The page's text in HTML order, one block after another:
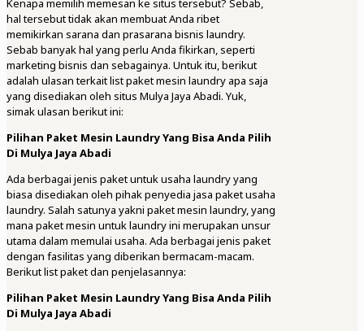
Kenapa memilih memesan ke situs tersebut? Sebab,
hal tersebut tidak akan membuat Anda ribet
memikirkan sarana dan prasarana bisnis laundry.
Sebab banyak hal yang perlu Anda fikirkan, seperti
marketing bisnis dan sebagainya. Untuk itu, berikut
adalah ulasan terkait list paket mesin laundry apa saja
yang disediakan oleh situs Mulya Jaya Abadi. Yuk,
simak ulasan berikut ini:
Pilihan Paket Mesin Laundry Yang Bisa Anda Pilih
Di Mulya Jaya Abadi
Ada berbagai jenis paket untuk usaha laundry yang
biasa disediakan oleh pihak penyedia jasa paket usaha
laundry. Salah satunya yakni paket mesin laundry, yang
mana paket mesin untuk laundry ini merupakan unsur
utama dalam memulai usaha. Ada berbagai jenis paket
dengan fasilitas yang diberikan bermacam-macam.
Berikut list paket dan penjelasannya:
Pilihan Paket Mesin Laundry Yang Bisa Anda Pilih
Di Mulya Jaya Abadi